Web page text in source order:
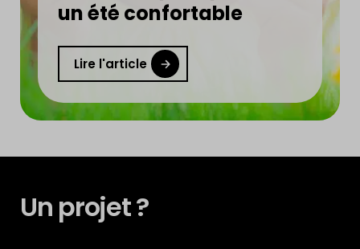
un été confortable
Lire l'article
Un projet ?